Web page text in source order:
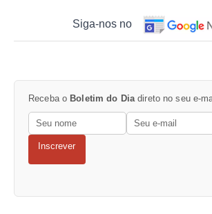
Siga-nos no
Receba o Boletim do Dia direto no seu e-
Inscrever